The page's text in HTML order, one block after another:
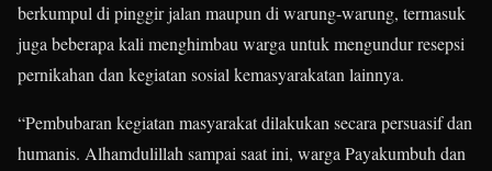
berkumpul di pinggir jalan maupun di warung-warung, termasuk
juga beberapa kali menghimbau warga untuk mengundur resepsi
pernikahan dan kegiatan sosial kemasyarakatan lainnya.
“Pembubaran kegiatan masyarakat dilakukan secara persuasif dan
humanis. Alhamdulillah sampai saat ini, warga Payakumbuh dan